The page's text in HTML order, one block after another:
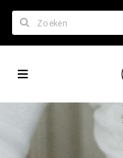
Home
Het laatste nieuws
Lijstjes met